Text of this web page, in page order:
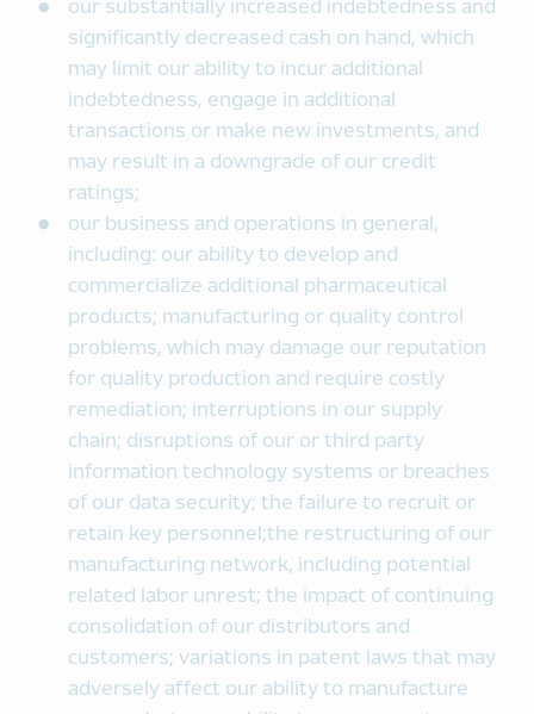
our substantially increased indebtedness and
significantly decreased cash on hand, which
may limit our ability to incur additional
indebtedness, engage in additional
transactions or make new investments, and
may result in a downgrade of our credit
ratings;
our business and operations in general,
including: our ability to develop and
commercialize additional pharmaceutical
products; manufacturing or quality control
problems, which may damage our reputation
for quality production and require costly
remediation; interruptions in our supply
chain; disruptions of our or third party
information technology systems or breaches
of our data security; the failure to recruit or
retain key personnel;the restructuring of our
manufacturing network, including potential
related labor unrest; the impact of continuing
consolidation of our distributors and
customers; variations in patent laws that may
adversely affect our ability to manufacture